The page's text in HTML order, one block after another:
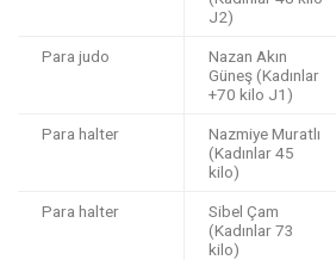
J2)
Para judo
Nazan Akın
Güneş (Kadınlar
+70 kilo J1)
Para halter
Nazmiye Muratlı
(Kadınlar 45
kilo)
Para halter
Sibel Çam
(Kadınlar 73
kilo)